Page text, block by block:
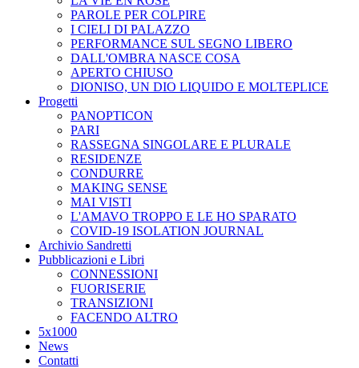
PAROLE PER COLPIRE
I CIELI DI PALAZZO
PERFORMANCE SUL SEGNO LIBERO
DALL'OMBRA NASCE COSA
APERTO CHIUSO
DIONISO, UN DIO LIQUIDO E MOLTEPLICE
Progetti
PANOPTICON
PARI
RASSEGNA SINGOLARE E PLURALE
RESIDENZE
CONDURRE
MAKING SENSE
MAI VISTI
L'AMAVO TROPPO E LE HO SPARATO
COVID-19 ISOLATION JOURNAL
Archivio Sandretti
Pubblicazioni e Libri
CONNESSIONI
FUORISERIE
TRANSIZIONI
FACENDO ALTRO
5x1000
News
Contatti